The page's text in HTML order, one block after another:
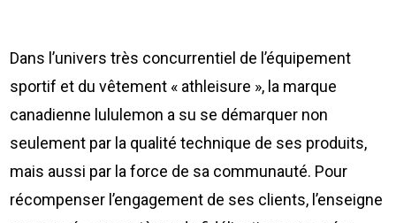
Dans l’univers très concurrentiel de l’équipement
sportif et du vêtement « athleisure », la marque
canadienne lululemon a su se démarquer non
seulement par la qualité technique de ses produits,
mais aussi par la force de sa communauté. Pour
récompenser l’engagement de ses clients, l’enseigne